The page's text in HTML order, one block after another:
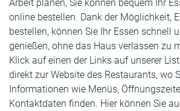
Arbeit planen, Sie können bequem Ihr
online bestellen. Dank der Möglichkeit,
bestellen, können Sie Ihr Essen schnell
genießen, ohne das Haus verlassen zu
Klick auf einen der Links auf unserer
direkt zur Website des Restaurants, wo
Informationen wie Menüs,
Kontaktdaten finden. Hier können Sie